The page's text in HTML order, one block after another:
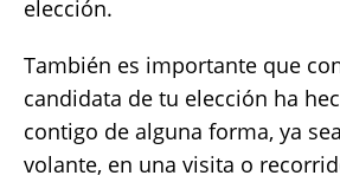
elección.
También es importante que
candidata de tu elección ha
contigo de alguna forma, ya
volante, en una visita o